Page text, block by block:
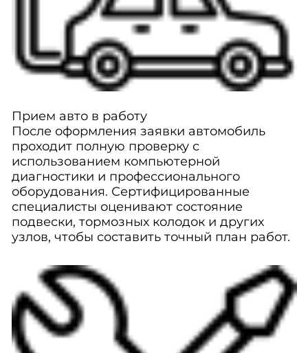
Прием авто в работу
После оформления заявки автомобиль
проходит полную проверку с
использованием компьютерной
диагностики и профессионального
оборудования. Сертифицированные
специалисты оценивают состояние
подвески, тормозных колодок и других
узлов, чтобы составить точный план работ.